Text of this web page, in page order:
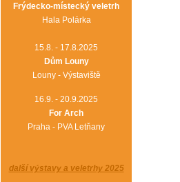
Frýdecko-místecký veletrh
Hala Polárka
15.8. - 17.8.2025
Dům Louny
Louny - Výstaviště
16.9. - 20.9.2025
For Arch
Praha - PVA Letňany
další výstavy a veletrhy 2025